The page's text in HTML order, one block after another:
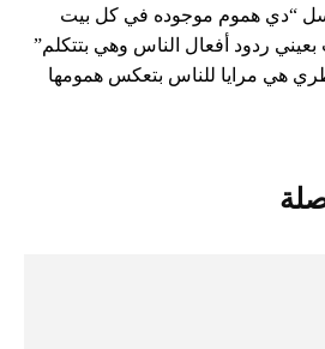
“دي هموم موجوده في كل بيت
ردود أفعال الناس وهي بتتكلم”
هي مرايا للناس بتعكس همومها